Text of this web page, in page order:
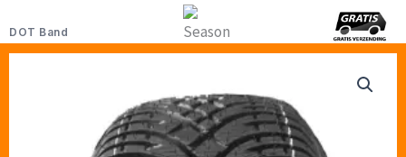
DOT Band